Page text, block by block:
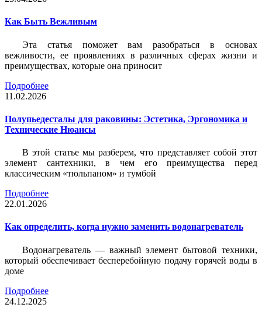
Как Быть Вежливым
Эта статья поможет вам разобраться в основах
вежливости, ее проявлениях в различных сферах жизни и
преимуществах, которые она приносит
Подробнее
11.02.2026
Полупьедесталы для раковины: Эстетика, Эргономика и
Технические Нюансы
В этой статье мы разберем, что представляет собой этот
элемент сантехники, в чем его преимущества перед
классическим «тюльпаном» и тумбой
Подробнее
22.01.2026
Как определить, когда нужно заменить водонагреватель
Водонагреватель — важный элемент бытовой техники,
который обеспечивает бесперебойную подачу горячей воды в
доме
Подробнее
24.12.2025